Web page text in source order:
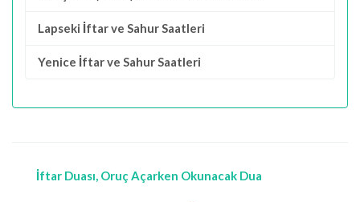
Lapseki İftar ve Sahur Saatleri
Yenice İftar ve Sahur Saatleri
İftar Duası, Oruç Açarken Okunacak Dua